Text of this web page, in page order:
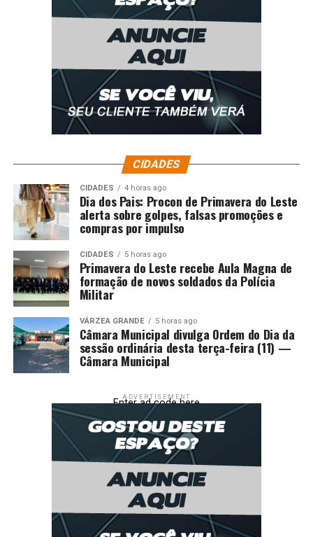
CIDADES
CIDADES 4 horas ago
Dia dos Pais: Procon de Primavera do Leste
alerta sobre golpes, falsas promoções e
compras por impulso
CIDADES 5 horas ago
Primavera do Leste recebe Aula Magna de
formação de novos soldados da Polícia
Militar
VÁRZEA GRANDE 5 horas ago
Câmara Municipal divulga Ordem do Dia da
sessão ordinária desta terça-feira (11) —
Câmara Municipal
ADVERTISEMENT
Enter ad code here